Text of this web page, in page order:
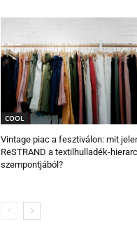
COOL
Vintage piac a fesztiválon: mit
ReSTRAND a textilhulladék-
szempontjából?